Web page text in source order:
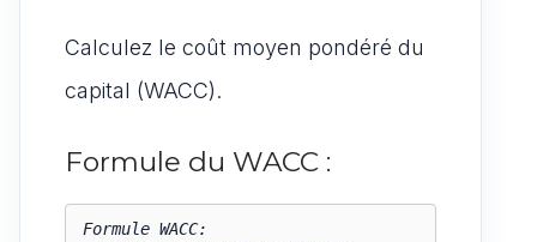
Calculez le coût moyen pondéré du
capital (WACC).
Formule du WACC :
Formule WACC: